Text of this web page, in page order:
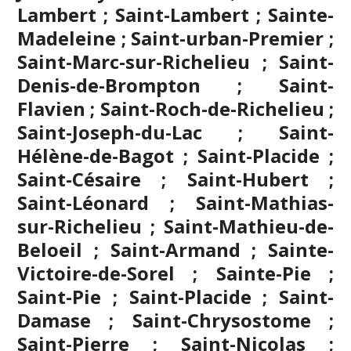
Lambert ; Saint-Lambert ; Sainte-
Madeleine ; Saint-urban-Premier ;
Saint-Marc-sur-Richelieu ; Saint-
Denis-de-Brompton ; Saint-
Flavien ; Saint-Roch-de-Richelieu ;
Saint-Joseph-du-Lac ; Saint-
Hélène-de-Bagot ; Saint-Placide ;
Saint-Césaire ; Saint-Hubert ;
Saint-Léonard ; Saint-Mathias-
sur-Richelieu ; Saint-Mathieu-de-
Beloeil ; Saint-Armand ; Sainte-
Victoire-de-Sorel ; Sainte-Pie ;
Saint-Pie ; Saint-Placide ; Saint-
Damase ; Saint-Chrysostome ;
Saint-Pierre ; Saint-Nicolas ;